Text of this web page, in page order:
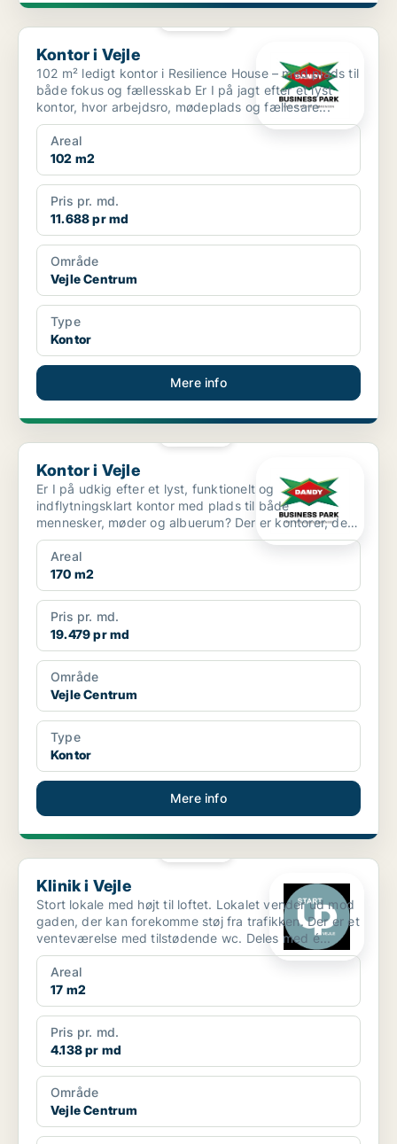
Kontor i Vejle
Kontor i Vejle
102 m² ledigt kontor i Resilience House – med plads til
både fokus og fællesskab Er I på jagt efter et lyst
kontor, hvor arbejdsro, mødeplads og fællesare...
Areal
102 m2
Pris pr. md.
11.688 pr md
Område
Vejle Centrum
Type
Kontor
Mere info
Kontor i Vejle
Kontor i Vejle
Er I på udkig efter et lyst, funktionelt og
indflytningsklart kontor med plads til både
mennesker, møder og albuerum? Der er kontorer, der
bare er kvadrat...
Areal
170 m2
Pris pr. md.
19.479 pr md
Område
Vejle Centrum
Type
Kontor
Mere info
Klinik i Vejle
Klinik i Vejle
Stort lokale med højt til loftet. Lokalet vender ud mod
gaden, der kan forekomme støj fra trafikken. Der er et
venteværelse med tilstødende wc. Deles med é...
Areal
17 m2
Pris pr. md.
4.138 pr md
Område
Vejle Centrum